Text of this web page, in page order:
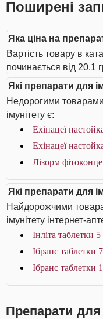
Поширені
Яка ціна на
Вартість товару в
починається від 20.1
Які препарати для
Недорогими товарами
імунітету є:
Ехінацеї
Ехінацеї
Лізорм
Які препарати для
Найдорожчими
імунітету інтернет-
Інліта таблетки
Ібранс таблетки
Ібранс таблетки
Препарати для